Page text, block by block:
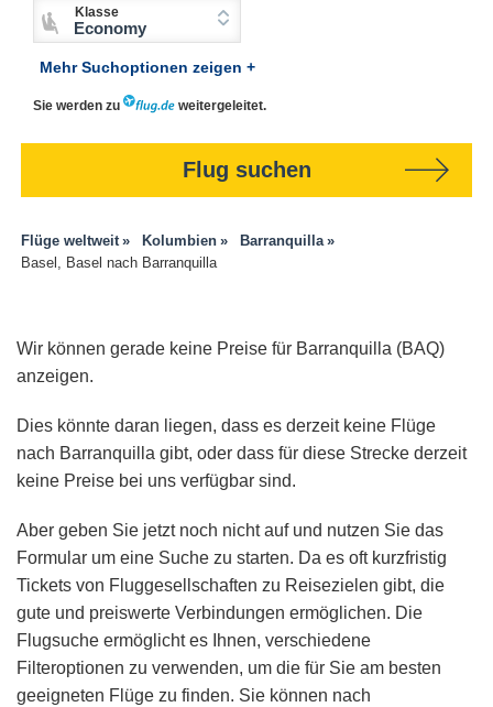
Klasse
Economy
Mehr Suchoptionen zeigen +
Sie werden zu weitergeleitet.
Flug suchen
Flüge weltweit Kolumbien
Barranquilla
Basel, Basel nach Barranquilla
Wir können gerade keine Preise für Barranquilla (BAQ)
anzeigen.
Dies könnte daran liegen, dass es derzeit keine Flüge
nach Barranquilla gibt, oder dass für diese Strecke derzeit
keine Preise bei uns verfügbar sind.
Aber geben Sie jetzt noch nicht auf und nutzen Sie das
Formular um eine Suche zu starten. Da es oft kurzfristig
Tickets von Fluggesellschaften zu Reisezielen gibt, die
gute und preiswerte Verbindungen ermöglichen. Die
Flugsuche ermöglicht es Ihnen, verschiedene
Filteroptionen zu verwenden, um die für Sie am besten
geeigneten Flüge zu finden. Sie können nach